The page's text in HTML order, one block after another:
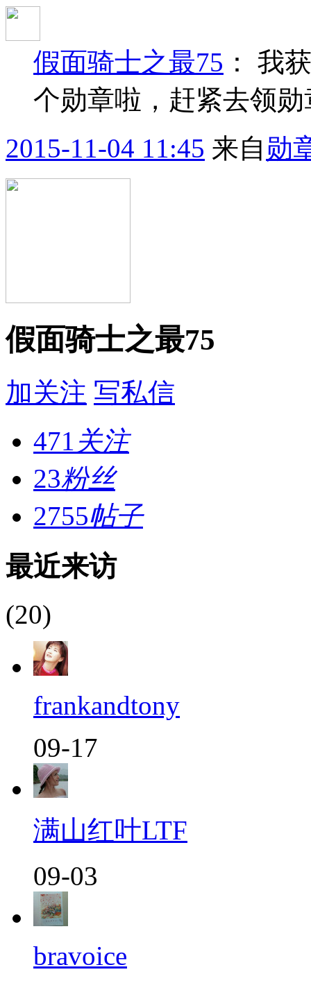
假面骑士之最75 ： 我
个勋章啦，赶紧去领
2015-11-04 11:45 来自 勋
假面骑士之最75
加关注 写私信
471 关注
23粉丝
2755帖子
最近来访
(20)
frankandtony
09-17
满山红叶LTF
09-03
bravoice